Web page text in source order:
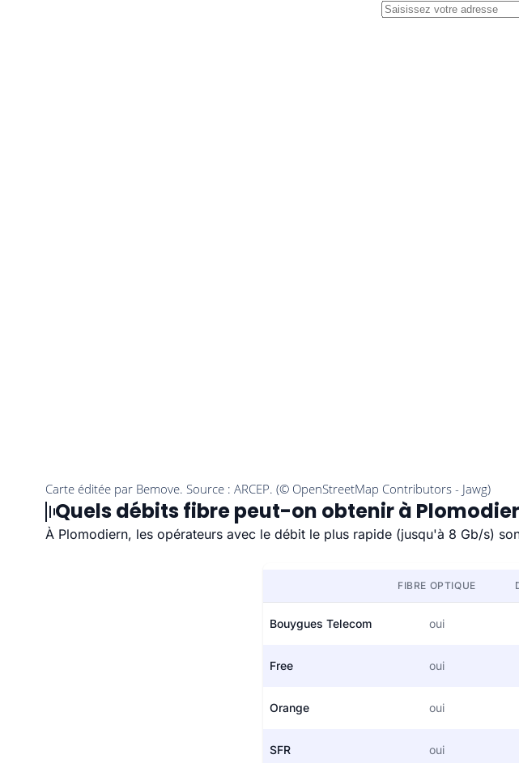
Quels débits fibre peut-on obtenir à
À Plomodiern, les opérateurs avec le débit le plus rapide (jusqu'à 8 Gb/s)
FIBRE OPTIQUE
Bouygues Telecom oui
Free oui
Orange oui
SFR oui